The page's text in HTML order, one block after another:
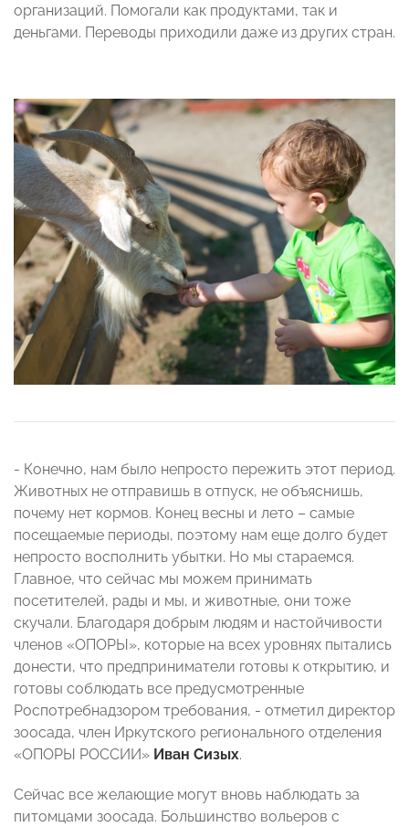
организаций. Помогали как продуктами, так и
деньгами. Переводы приходили даже из других стран.
- Конечно, нам было непросто пережить этот период.
Животных не отправишь в отпуск, не объяснишь,
почему нет кормов. Конец весны и лето – самые
посещаемые периоды, поэтому нам еще долго будет
непросто восполнить убытки. Но мы стараемся.
Главное, что сейчас мы можем принимать
посетителей, рады и мы, и животные, они тоже
скучали. Благодаря добрым людям и настойчивости
членов «ОПОРЫ», которые на всех уровнях пытались
донести, что предприниматели готовы к открытию, и
готовы соблюдать все предусмотренные
Роспотребнадзором требования, - отметил директор
зоосада, член Иркутского регионального отделения
«ОПОРЫ РОССИИ» Иван Сизых.
Сейчас все желающие могут вновь наблюдать за
питомцами зоосада. Большинство вольеров с